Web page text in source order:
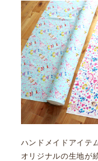
ハンドメイドアイテ
オリジナルの生地が